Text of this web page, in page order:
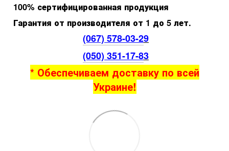
100% сертифицированная продукция
Гарантия от производителя от 1 до 5 лет.
(067) 578-03-29
(050) 351-17-83
* Обеспечиваем доставку по всей
Украине!